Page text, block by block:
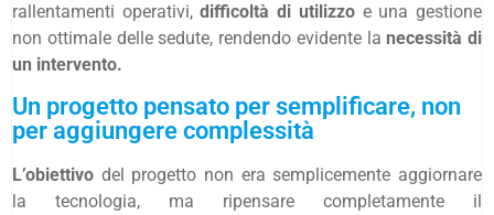
rallentamenti operativi,difficoltà di utilizzoe una gestione
non ottimale delle sedute, rendendo evidente la necessità di
un intervento.
Un progetto pensato per semplificare, non
per aggiungere complessità
L’obiettivo del progetto non era semplicemente aggiornare
la tecnologia, ma ripensare completamente il